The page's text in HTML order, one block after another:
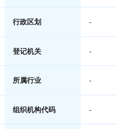
行政区划 -
登记机关 -
所属行业 -
组织机构代码 -